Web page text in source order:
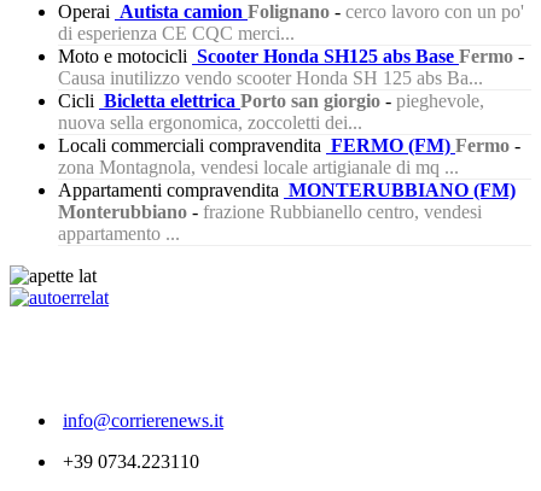
Operai Autista camion Folignano - cerco lavoro con un po'
di esperienza CE CQC merci...
Moto e motocicli Scooter Honda SH125 abs Base Fermo -
Causa inutilizzo vendo scooter Honda SH 125 abs Ba...
Cicli Bicletta elettrica Porto san giorgio - pieghevole,
nuova sella ergonomica, zoccoletti dei...
Locali commerciali compravendita FERMO (FM) Fermo -
zona Montagnola, vendesi locale artigianale di mq ...
Appartamenti compravendita MONTERUBBIANO (FM)
Monterubbiano - frazione Rubbianello centro, vendesi
appartamento ...
info@corrierenews.it
+39 0734.223110